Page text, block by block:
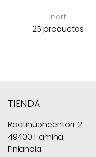
Inart
25 productos
TIENDA
Raatihuoneentori 12
49400 Hamina
Finlandia